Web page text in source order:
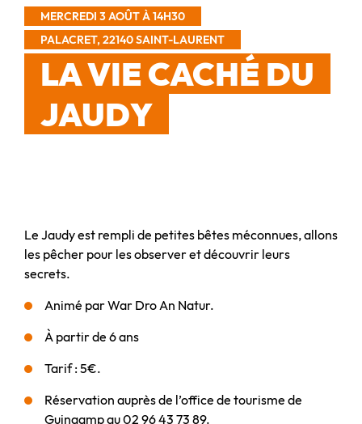
MERCREDI 3 AOÛT À 14H30
PALACRET, 22140 SAINT-LAURENT
LA VIE CACHÉ DU
JAUDY
Le Jaudy est rempli de petites bêtes méconnues, allons
les pêcher pour les observer et découvrir leurs
secrets.
Animé par War Dro An Natur.
À partir de 6 ans
Tarif : 5€.
Réservation auprès de l’office de tourisme de
Guingamp au 02 96 43 73 89.